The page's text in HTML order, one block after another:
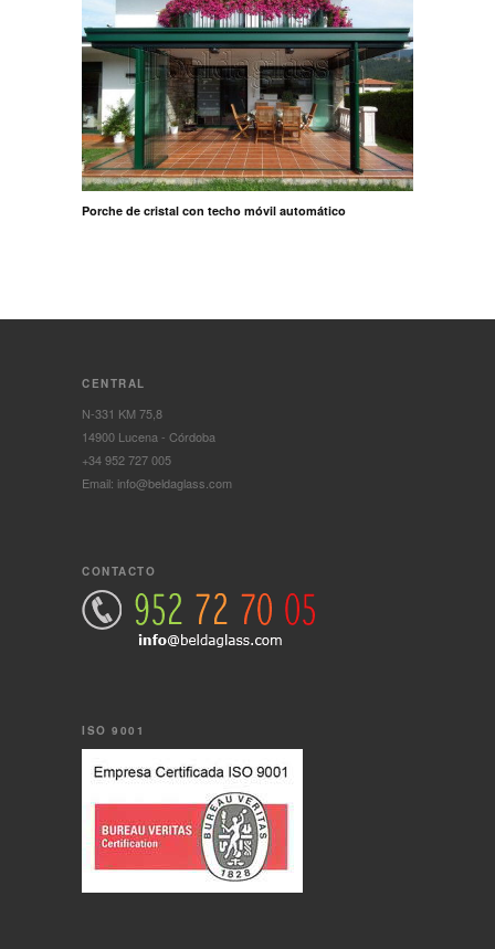
Porche de cristal con techo móvil automático
CENTRAL
N-331 KM 75,8
14900 Lucena - Córdoba
+34 952 727 005
Email: info@beldaglass.com
CONTACTO
ISO 9001